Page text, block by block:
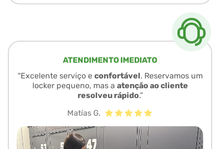
ATENDIMENTO IMEDIATO
“Excelente serviço e confortável. Reservamos um
locker pequeno, mas a atenção ao cliente
resolveu rápido.”
Matías G.